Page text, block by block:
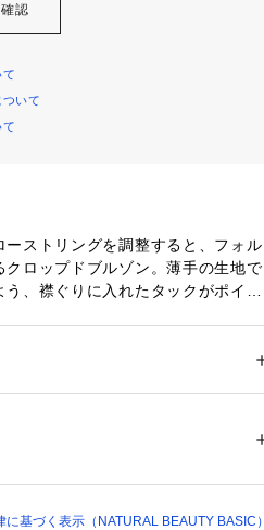
認
いて
ーストリングを調整すると、フォル
クロップドブルゾン。薄手の生地で
う、襟ぐりに入れたタックがポイン
アウターです。
ルを一部使用したサスティナブル
が今年らしい表情。艶やかでさらり
漂白× アイロン150℃ ドライ弱い タンブル
ト非常に弱い
プ）基づく表示（NATURAL BEAUTY BASIC）